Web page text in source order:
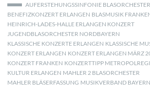
AUFERSTEHUNGSSINFONIE BLASORCHESTER
BENEFIZKONZERT ERLANGEN BLASMUSIK
HEINRICH-LADES-HALLE ERLANGEN KONZERT
JUGENDBLASORCHESTER NORDBAYERN
KLASSISCHE KONZERTE ERLANGEN KLASSISCHE
KONZERT ERLANGEN KONZERT ERLANGEN MÄRZ
KONZERT FRANKEN KONZERTTIPP
KULTUR ERLANGEN MAHLER 2 BLASORCHESTER
MAHLER BLÄSERFASSUNG MUSIKVERBAND BAYERN